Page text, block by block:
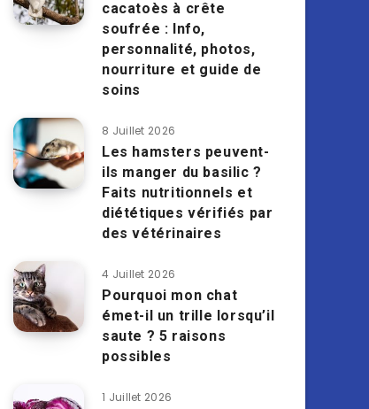
cacatoès à crête
soufrée : Info,
personnalité, photos,
nourriture et guide de
soins
8 Juillet 2026
Les hamsters peuvent-
ils manger du basilic ?
Faits nutritionnels et
diététiques vérifiés par
des vétérinaires
4 Juillet 2026
Pourquoi mon chat
émet-il un trille lorsqu’il
saute ? 5 raisons
possibles
1 Juillet 2026